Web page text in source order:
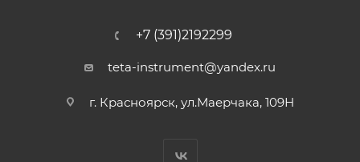
+7 (391)2192299
teta-instrument@yandex.ru
г. Красноярск, ул.Маерчака, 109Н